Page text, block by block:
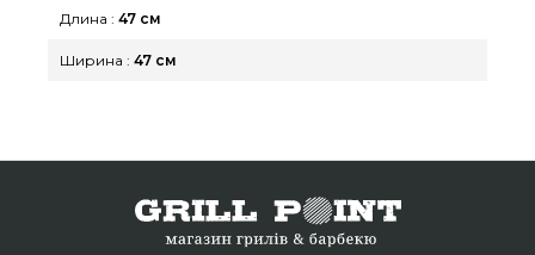
Длина : 47 см
Ширина : 47 см